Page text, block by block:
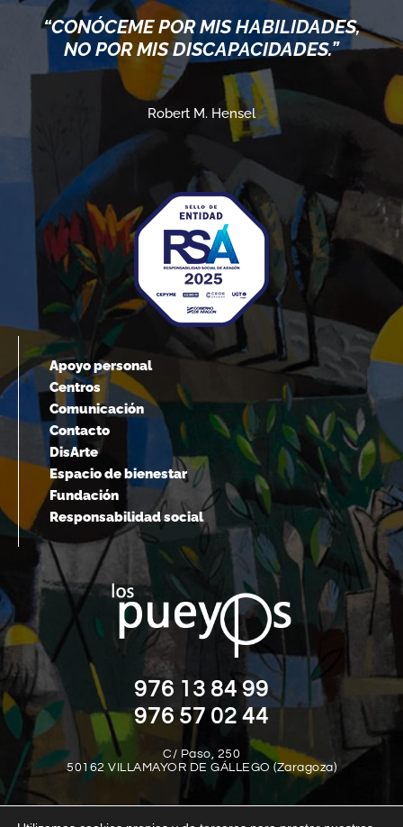
“CONÓCEME POR MIS HABILIDADES,
NO POR MIS DISCAPACIDADES.”
Robert M. Hensel
Apoyo personal
Centros
Comunicación
Contacto
DisArte
Espacio de bienestar
Fundación
Responsabilidad social
976 13 84 99
976 57 02 44
C/ Paso, 250
50162 VILLAMAYOR DE GÁLLEGO (Zaragoza)